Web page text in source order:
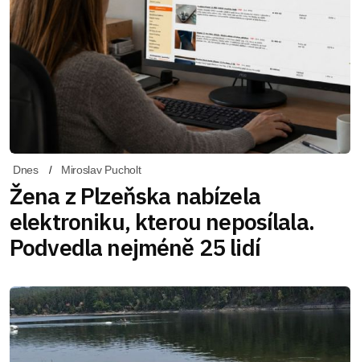
Dnes Miroslav Pucholt
Žena z Plzeňska nabízela
elektroniku, kterou neposílala.
Podvedla nejméně 25 lidí